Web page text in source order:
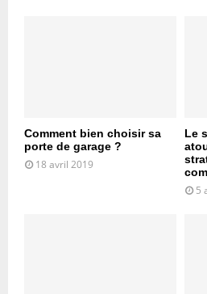
Comment bien choisir sa
porte de garage ?
18 avril 2019
Le
5